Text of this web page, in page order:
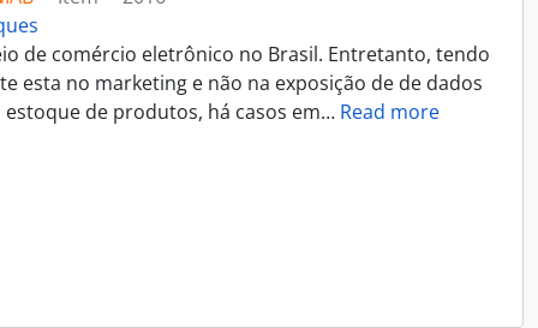
de comércio eletrônico no Brasil. Entretanto, tendo
esta no marketing e não na exposição de de dados
de produtos, há casos em… Read more